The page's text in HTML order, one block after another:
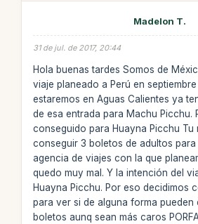
Madelon T.
31 de jul. de 2017, 20:44
Hola buenas tardes Somos de
viaje planeado a Perú en
estaremos en Aguas Calientes ya
de esa entrada para Machu Picchu.
conseguido para Huayna Picchu Tu
conseguir 3 boletos de adultos para
agencia de viajes con la que
quedo muy mal. Y la intención del
Huayna Picchu. Por eso decidimos
para ver si de alguna forma pueden
boletos aunq sean más caros